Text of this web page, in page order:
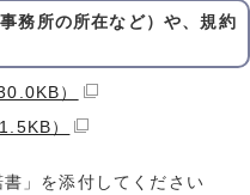
務所の所在など）や、規約
）
）
」を添付してください